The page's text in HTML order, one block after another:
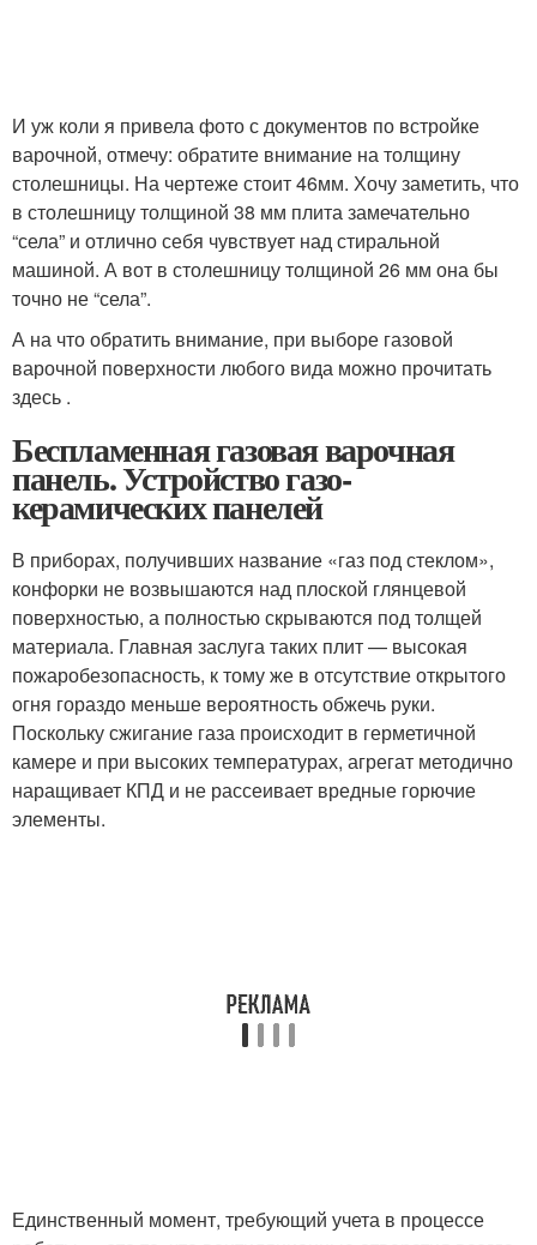
И уж коли я привела фото с документов по встройке
варочной, отмечу: обратите внимание на толщину
столешницы. На чертеже стоит 46мм. Хочу заметить, что
в столешницу толщиной 38 мм плита замечательно
“села” и отлично себя чувствует над стиральной
машиной. А вот в столешницу толщиной 26 мм она бы
точно не “села”.
А на что обратить внимание, при выборе газовой
варочной поверхности любого вида можно прочитать
здесь .
Беспламенная газовая варочная
панель. Устройство газо-
керамических панелей
В приборах, получивших название «газ под стеклом»,
конфорки не возвышаются над плоской глянцевой
поверхностью, а полностью скрываются под толщей
материала. Главная заслуга таких плит — высокая
пожаробезопасность, к тому же в отсутствие открытого
огня гораздо меньше вероятность обжечь руки.
Поскольку сжигание газа происходит в герметичной
камере и при высоких температурах, агрегат методично
наращивает КПД и не рассеивает вредные горючие
элементы.
Единственный момент, требующий учета в процессе